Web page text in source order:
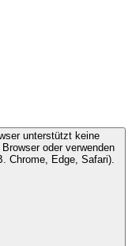
unterstützt keine
oder verwenden
Chrome, Edge, Safari).